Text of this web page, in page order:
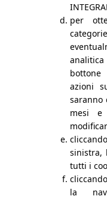
Business Intelligence
Lavora con noi
Field Marketing
© 2024 | Alrights
COOKIE POLICY|
SEGNALAZIONE DI
INFORMATIVA
per
bottone
azioni
saranno
mesi e
sinistra,
tutti i
la